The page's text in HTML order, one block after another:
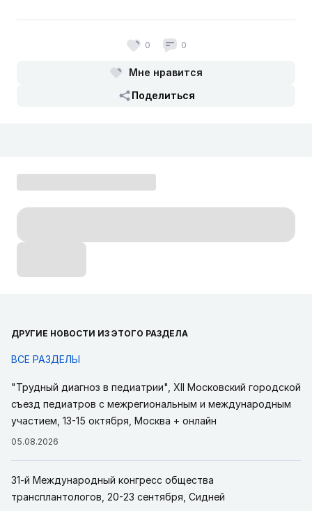
0 0
Мне нравится
Поделиться
ДРУГИЕ НОВОСТИ ИЗ ЭТОГО РАЗДЕЛА
ВСЕ РАЗДЕЛЫ
"Трудный диагноз в педиатрии", XII Московский городской
съезд педиатров с межрегиональным и международным
участием, 13-15 октября, Москва + онлайн
05.08.2026
31-й Международный конгресс общества
трансплантологов, 20-23 сентября, Сидней